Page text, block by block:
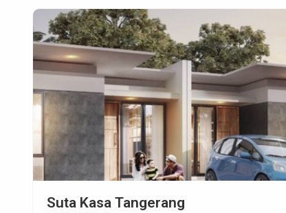
Sumber Agung Pratama